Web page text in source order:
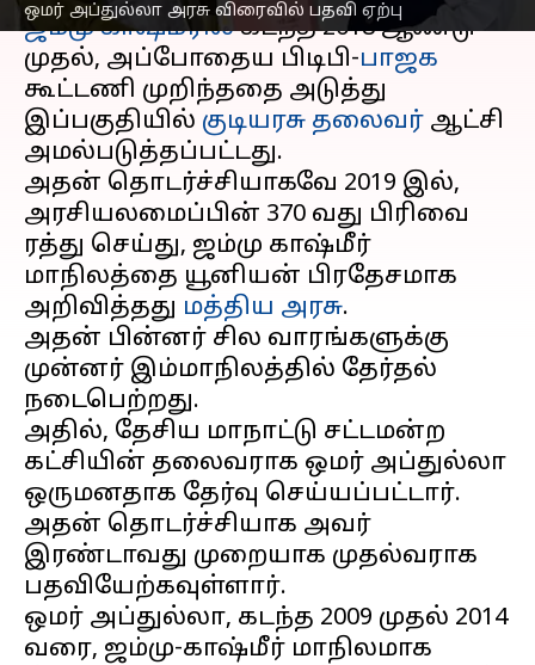
ஒமர் அப்துல்லா அரசு விரைவில் பதவி ஏற்பு
ஜம்மு காஷ்மீரில்கடந்த 2018 ஆண்டு
முதல், அப்போதைய பிடிபி-பாஜக
கூட்டணி முறிந்ததை அடுத்து
இப்பகுதியில் குடியரசு தலைவர் ஆட்சி
அமல்படுத்தப்பட்டது.
அதன் தொடர்ச்சியாகவே 2019 இல்,
அரசியலமைப்பின் 370 வது பிரிவை
ரத்து செய்து, ஜம்மு காஷ்மீர்
மாநிலத்தை யூனியன் பிரதேசமாக
அறிவித்தது மத்திய அரசு.
அதன் பின்னர் சில வாரங்களுக்கு
முன்னர் இம்மாநிலத்தில் தேர்தல்
நடைபெற்றது.
அதில், தேசிய மாநாட்டு சட்டமன்ற
கட்சியின் தலைவராக ஒமர் அப்துல்லா
ஒருமனதாக தேர்வு செய்யப்பட்டார்.
அதன் தொடர்ச்சியாக அவர்
இரண்டாவது முறையாக முதல்வராக
பதவியேற்கவுள்ளார்.
ஒமர் அப்துல்லா, கடந்த 2009 முதல் 2014
வரை, ஜம்மு-காஷ்மீர் மாநிலமாக